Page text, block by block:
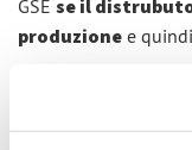
GSE se il
produzione e
Tutti questi
utilizzando uno